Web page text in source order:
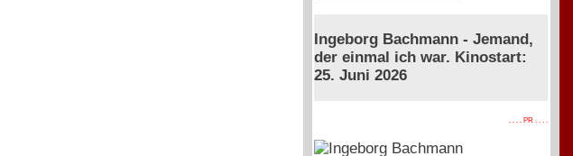
Ingeborg Bachmann - Jemand,
der einmal ich war. Kinostart:
25. Juni 2026
. . . . PR . . . .